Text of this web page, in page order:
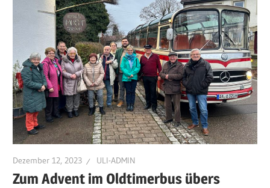
Dezember 12, 2023 ULI-ADMIN
Zum Advent im Oldtimerbus übers